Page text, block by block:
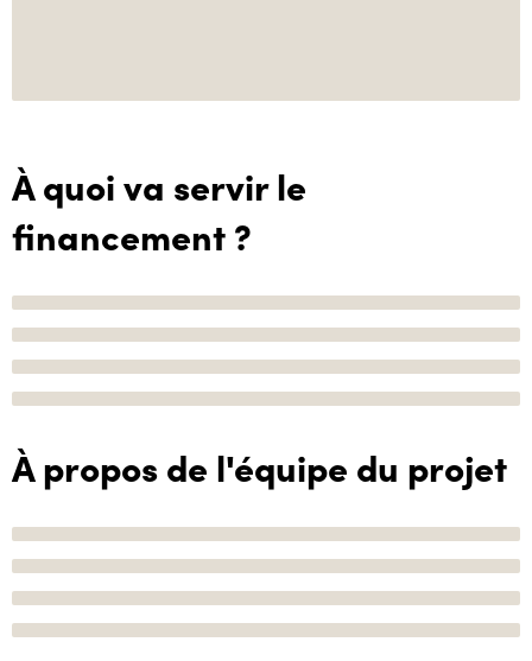
À quoi va servir le
financement ?
À propos de l'équipe du projet